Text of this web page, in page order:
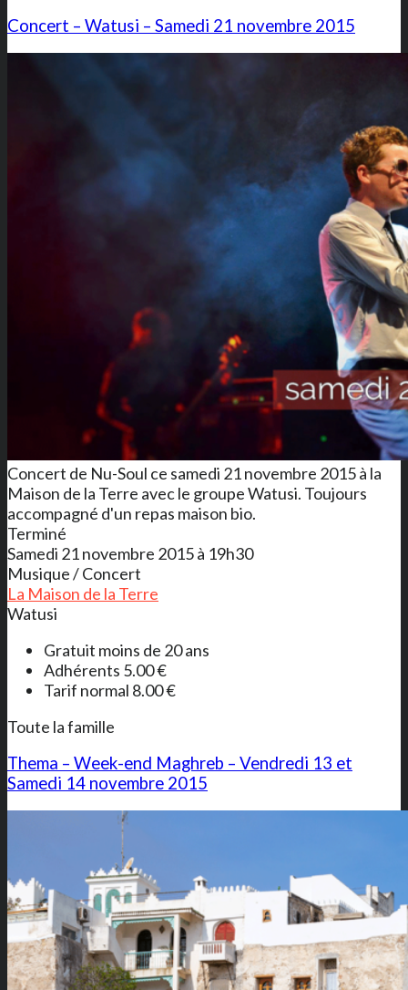
Concert – Watusi – Samedi 21 novembre 2015
Concert de Nu-Soul ce samedi 21 novembre 2015 à la
Maison de la Terre avec le groupe Watusi. Toujours
accompagné d'un repas maison bio.
Terminé
Samedi 21 novembre 2015 à 19h30
Musique / Concert
La Maison de la Terre
Watusi
Gratuit moins de 20 ans
Adhérents 5.00 €
Tarif normal 8.00 €
Toute la famille
Thema – Week-end Maghreb – Vendredi 13 et
Samedi 14 novembre 2015